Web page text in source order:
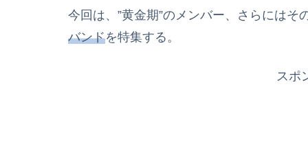
今回は、”黄金期”のメンバー、さらにはそ
バンドを特集する。
スポ